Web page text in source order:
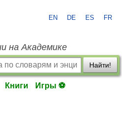
EN DE ES FR
на Академике
Найти!
Книги Игры ⚽